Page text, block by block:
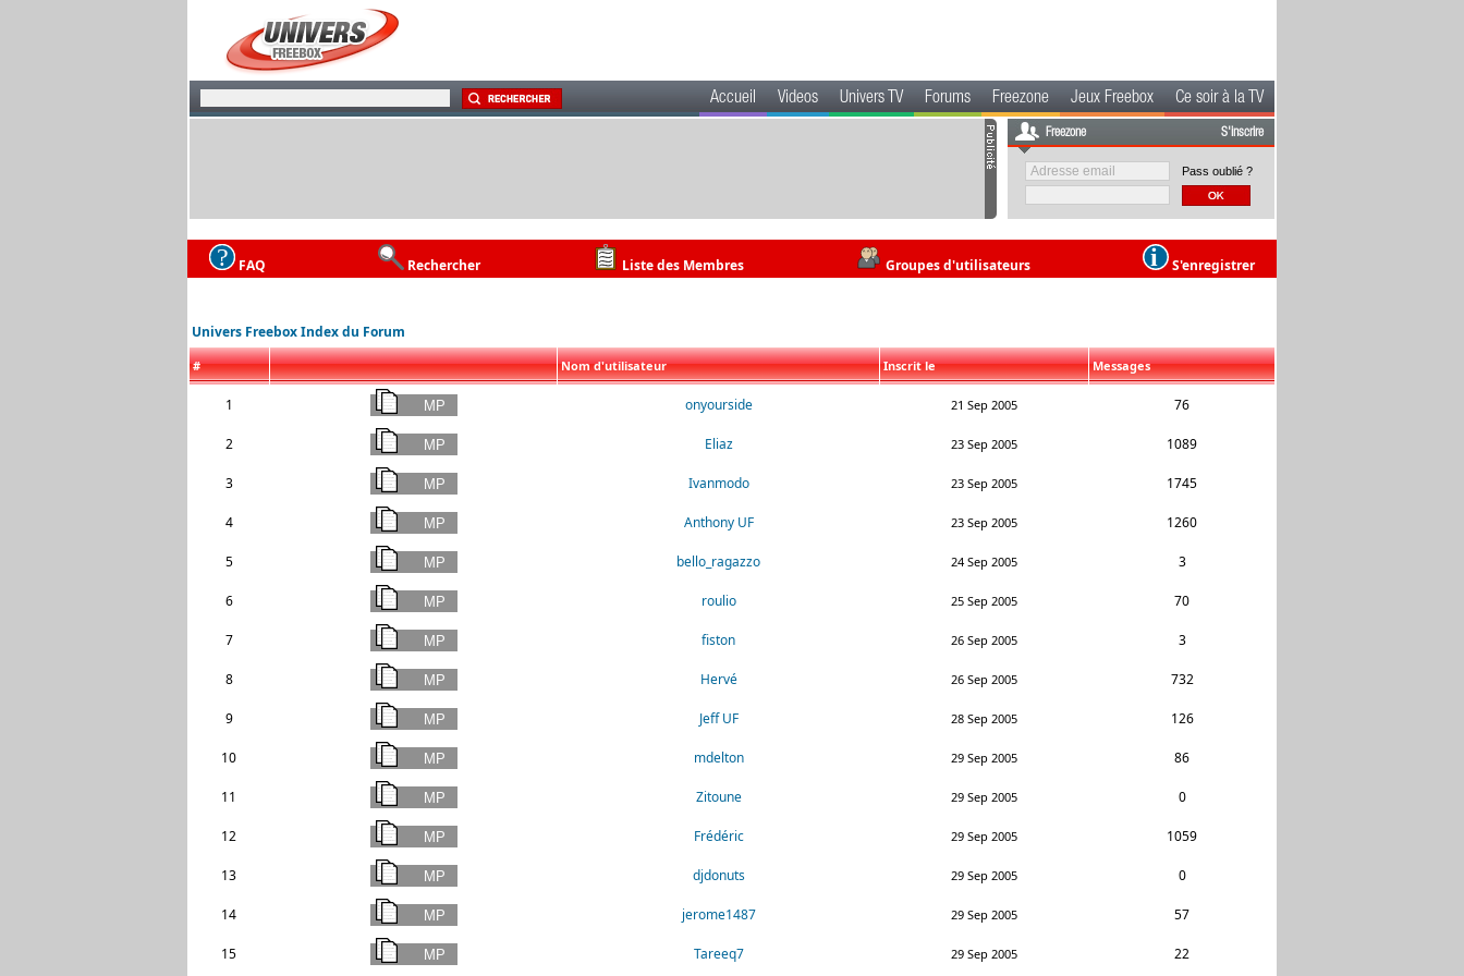
Accueil Videos Univers TV Forums Freezone Jeux Freebox Ce soir à la TV
Freezone S'inscrire
Pass oublié ?
FAQ Rechercher Liste des Membres Groupes d'utilisateurs S'enregistrer
Univers Freebox Index du Forum
# Nom d'utilisateur Inscrit le Messages
1 onyourside 21 Sep 2005 76
2 Eliaz 23 Sep 2005 1089
3 Ivanmodo 23 Sep 2005 1745
4 Anthony UF 23 Sep 2005 1260
5 bello_ragazzo 24 Sep 2005 3
6 roulio 25 Sep 2005 70
7 fiston 26 Sep 2005 3
8 Hervé 26 Sep 2005 732
9 Jeff UF 28 Sep 2005 126
10 mdelton 29 Sep 2005 86
11 Zitoune 29 Sep 2005 0
12 Frédéric 29 Sep 2005 1059
13 djdonuts 29 Sep 2005 0
14 jerome1487 29 Sep 2005 57
15 Tareeq7 29 Sep 2005 22